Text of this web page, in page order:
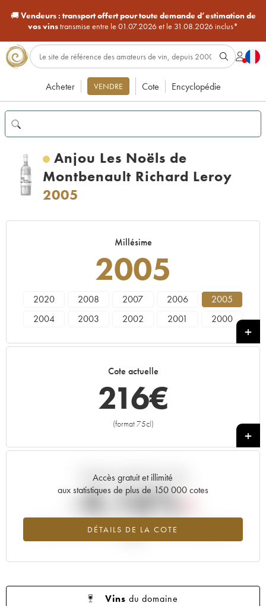
🚚Vendeurs : transport offert pour toute demande d’estimation de
vos vinstransmise entre le 01.07.2026 et le 31.08.2026 inclus*
Acheter VENDRE Cote Encyclopédie
Anjou Les Noëls de
Montbenault Richard Leroy
2005
Millésime
2005
2020 2008 2007 2006
2005
2004
2003 2002 2001 2000
Cote actuelle
216€
(format 75cl)
+
Accès gratuit et illimité
aux statistiques de plus de 150 000 cotes
DÉTAILS DE LA COTE
Tendance actuelle de la cote
-4.16%
Tendance à la baisse du millésime 2005 en 2026 par rapport à
Vins du domaine